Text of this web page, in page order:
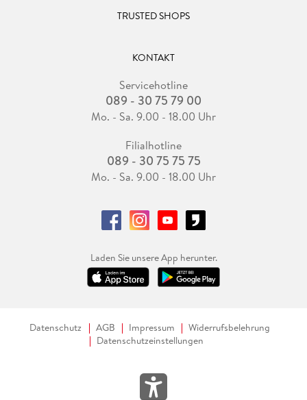
TRUSTED SHOPS
KONTAKT
Servicehotline
089 - 30 75 79 00
Mo. - Sa. 9.00 - 18.00 Uhr
Filialhotline
089 - 30 75 75 75
Mo. - Sa. 9.00 - 18.00 Uhr
Laden Sie unsere App herunter.
Datenschutz AGB Impressum
Widerrufsbelehrung
Datenschutzeinstellungen